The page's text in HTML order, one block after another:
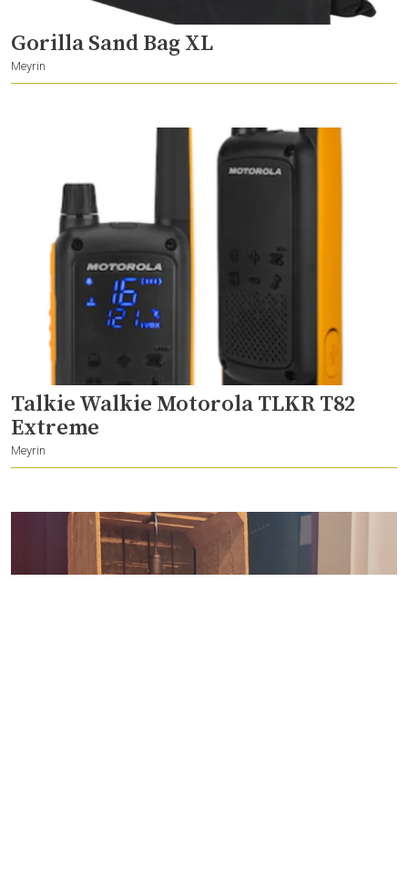
Gorilla Sand Bag XL
Meyrin
Talkie Walkie Motorola TLKR T82
Extreme
Meyrin